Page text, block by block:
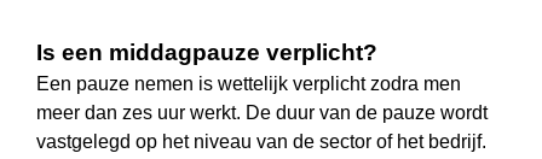
Is een middagpauze verplicht?
Een pauze nemen is wettelijk verplicht zodra men
meer dan zes uur werkt. De duur van de pauze wordt
vastgelegd op het niveau van de sector of het bedrijf.